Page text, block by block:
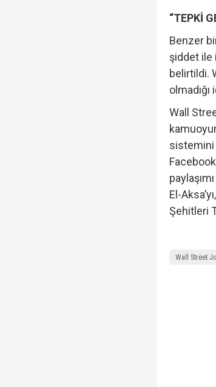
“TEPKİ
Benzer
şiddet ile
belirtildi.
olmadığı
Wall
sistemini
El-
Şehitleri
Wall Street